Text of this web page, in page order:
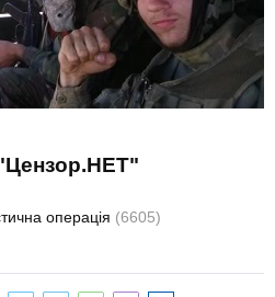
операція (6605)